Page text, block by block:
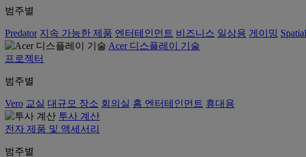
범주별
Predator 지속 가능한 제품 엔터테인먼트 비즈니스 일상용 게이밍
Acer 디스플레이 기술
프로젝터
범주별
Vero 교실 대규모 장소 회의실 홈 엔터테인먼트 휴대용
투사 계산
전자 제품 및 액세서리
범주별